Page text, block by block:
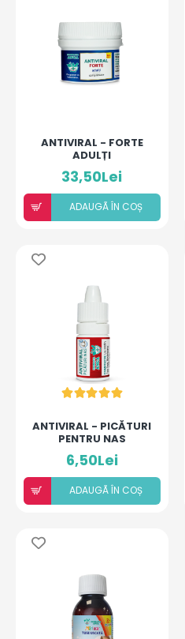
ANTIVIRAL - FORTE
ADULȚI
33,50Lei
ADAUGÃ ÎN COȘ
ANTIVIRAL - PICĂTURI
PENTRU NAS
6,50Lei
ADAUGÃ ÎN COȘ